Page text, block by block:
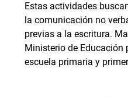
Estas actividades
la comunicación no
previas a la escritura.
Ministerio de Educación
escuela primaria y